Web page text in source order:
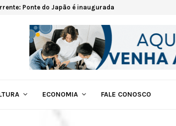
Ponte do Japão é inaugurada
ECONOMIA FALE CONOSCO